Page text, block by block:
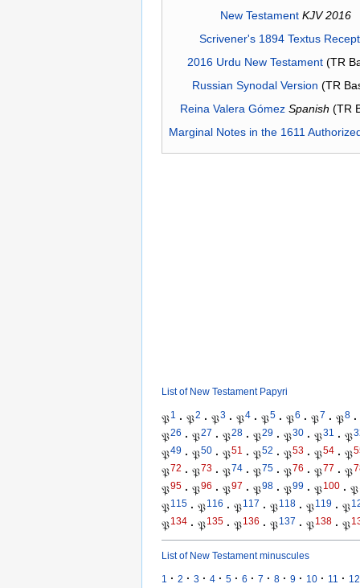
New Testament KJV 2016
Scrivener's 1894 Textus
2016 Urdu New Testament(TR
Russian Synodal Version (TR
Reina Valera Gómez Spanish (TR
Marginal Notes in the 1611
List of New Testament Papyri
𝔓1 · 𝔓2 · 𝔓3 · 𝔓4 · 𝔓5 · 𝔓6 · 𝔓7 · 𝔓8 ·
𝔓26 · 𝔓27 · 𝔓28 · 𝔓29 · 𝔓30 · 𝔓31 · 𝔓
𝔓49 · 𝔓50 · 𝔓51 · 𝔓52 · 𝔓53 · 𝔓54 · 𝔓
𝔓72 · 𝔓73 · 𝔓74 · 𝔓75 · 𝔓76 · 𝔓77 · 𝔓
𝔓95 · 𝔓96 · 𝔓97 · 𝔓98 · 𝔓99 · 𝔓100 · 𝔓
𝔓115 · 𝔓116 · 𝔓117 · 𝔓118 · 𝔓119 · 𝔓
𝔓134 · 𝔓135 · 𝔓136 · 𝔓137 · 𝔓138 · 𝔓
List of New Testament minuscules
1 · 2 · 3 · 4 · 5 · 6 · 7 · 8 · 9 · 10 · 11 · 12